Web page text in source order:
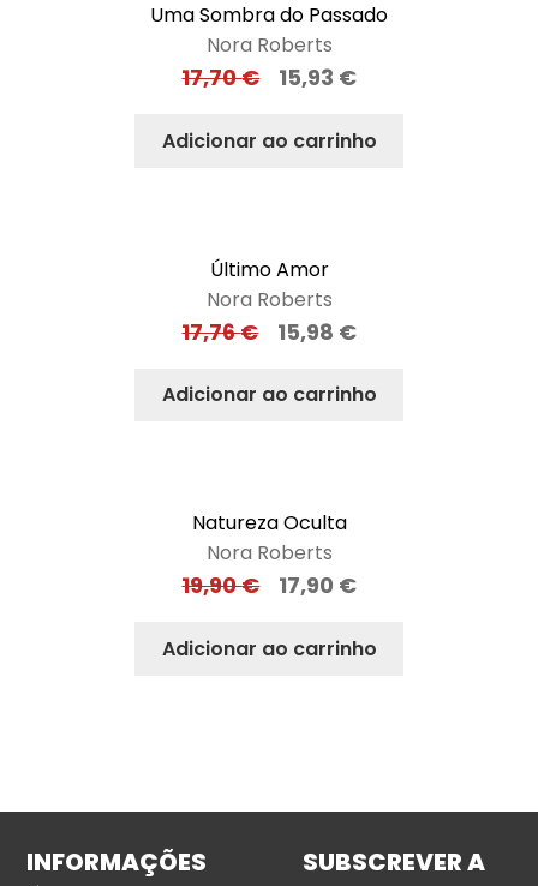
Uma Sombra do Passado
Nora Roberts
17,70€ 15,93 €
Adicionar ao carrinho
Último Amor
Nora Roberts
17,76€ 15,98 €
Adicionar ao carrinho
Natureza Oculta
Nora Roberts
19,90€ 17,90 €
Adicionar ao carrinho
INFORMAÇÕES
SUBSCREVER A